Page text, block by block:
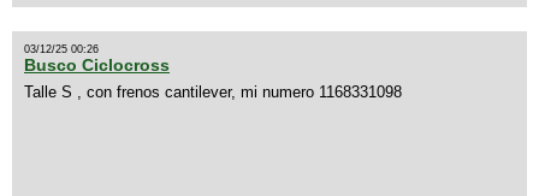
03/12/25 00:26
Busco Ciclocross
Talle S , con frenos cantilever, mi numero 1168331098